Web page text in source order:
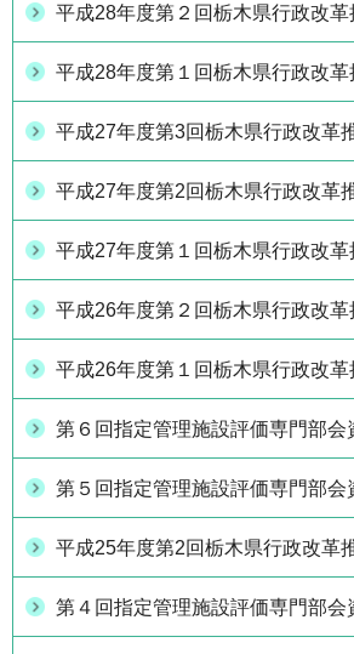
平成28年度第２回栃木県行政改
平成28年度第１回栃木県行政改
平成27年度第3回栃木県行政改革
平成27年度第2回栃木県行政改革
平成27年度第１回栃木県行政改
平成26年度第２回栃木県行政改
平成26年度第１回栃木県行政改
第６回指定管理施設評価専門部会
第５回指定管理施設評価専門部会
平成25年度第2回栃木県行政改革
第４回指定管理施設評価専門部会